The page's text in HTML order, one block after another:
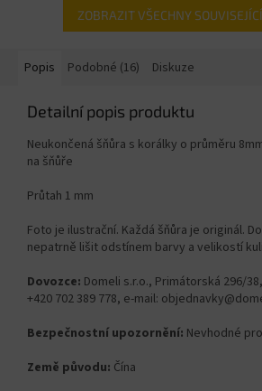
ZOBRAZIT VŠECHNY
Popis Podobné (16) Diskuze
Detailní popis produktu
Neukončená šňůra s korálky o průměru
na šňůře
Průtah 1 mm
Foto je ilustrační. Každá šňůra je originál.
nepatrně lišit odstínem barvy a velikostí
Dovozce: Domeli s.r.o., Primátorská 296/
+420 702 389 778, e-mail:
Bezpečnostní upozornění: Nevhodné
Země původu: Čína